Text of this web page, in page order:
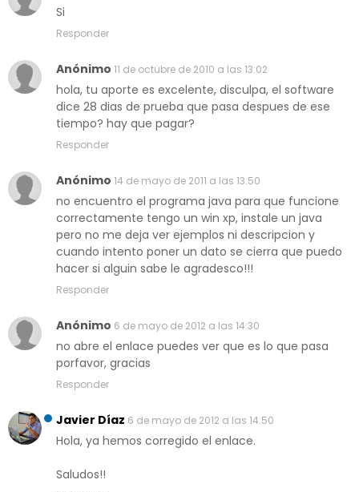
Si
Responder
Anónimo 11 de octubre de 2010 a las 13:02
hola, tu aporte es excelente, disculpa, el software
dice 28 dias de prueba que pasa despues de ese
tiempo? hay que pagar?
Responder
Anónimo 14 de mayo de 2011 a las 13:50
no encuentro el programa java para que funcione
correctamente tengo un win xp, instale un java
pero no me deja ver ejemplos ni descripcion y
cuando intento poner un dato se cierra que puedo
hacer si alguin sabe le agradesco!!!
Responder
Anónimo 6 de mayo de 2012 a las 14:30
no abre el enlace puedes ver que es lo que pasa
porfavor, gracias
Responder
Javier Díaz 6 de mayo de 2012 a las 14:50
Hola, ya hemos corregido el enlace.
Saludos!!